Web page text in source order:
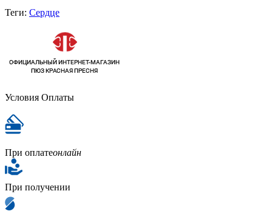
Теги: Сердце
Условия Оплаты
При оплатеонлайн
При получении